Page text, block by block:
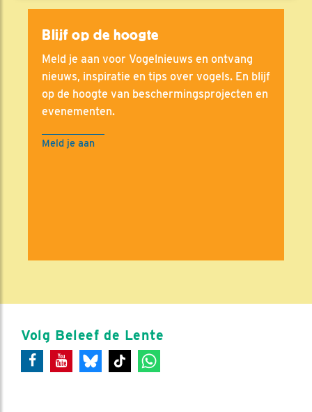
Blijf op de hoogte
Meld je aan voor Vogelnieuws en ontvang
nieuws, inspiratie en tips over vogels. En blijf
op de hoogte van beschermingsprojecten en
evenementen.
Meld je aan
Volg Beleef de Lente